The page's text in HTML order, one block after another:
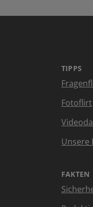
TIPPS
Fotoflirt
Unsere
FAKTEN